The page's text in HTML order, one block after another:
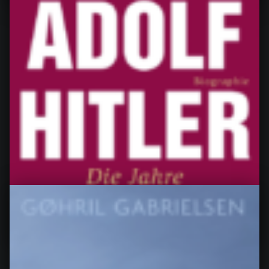
Das Sommerbuch, von Tove Jansson
Sommerbuch von Tove Jansson Meine Bewertung: 5
von 5 Sternen Schon vor Jahren gemocht, aber jetzt
mit „älteren Augen“ nochmals…
“Das Sommerbuch, von Tove Jansson”